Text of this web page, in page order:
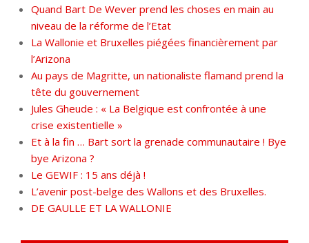
Quand Bart De Wever prend les choses en main au
niveau de la réforme de l’Etat
La Wallonie et Bruxelles piégées financièrement par
l’Arizona
Au pays de Magritte, un nationaliste flamand prend la
tête du gouvernement
Jules Gheude : « La Belgique est confrontée à une
crise existentielle »
Et à la fin … Bart sort la grenade communautaire ! Bye
bye Arizona ?
Le GEWIF : 15 ans déjà !
L’avenir post-belge des Wallons et des Bruxelles.
DE GAULLE ET LA WALLONIE